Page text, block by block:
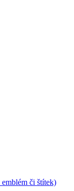
či štítek)